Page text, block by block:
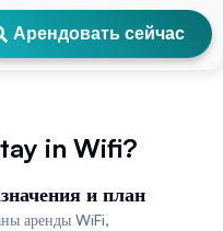
Арендовать сейчас
in Wifi?
и план
аренды WiFi,